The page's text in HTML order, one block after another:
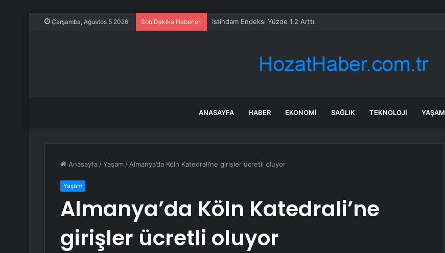
Çarşamba, Ağustos 5 2026 Son Dakika Haberleri İstihdam Endeksi Yüzde 1,2 Arttı
ANASAYFA HABER EKONOMI SAĞLIK TEKNOLOJI YAŞAM
Anasayfa /Yaşam / Almanya’da Köln Katedrali’ne girişler ücretli oluyor
Yaşam
Almanya’da Köln Katedrali’ne
girişler ücretli oluyor